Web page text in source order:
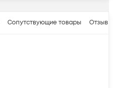
Сопутствующие товары Отзывы